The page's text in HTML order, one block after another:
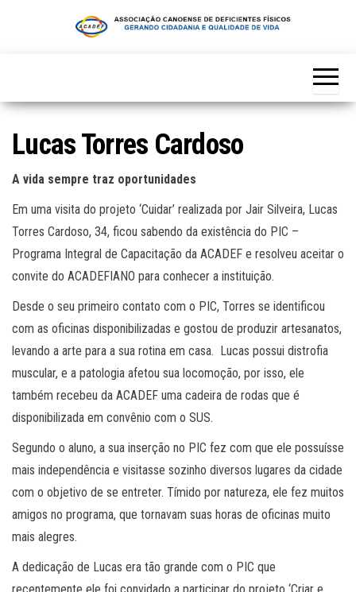
Lucas Torres Cardoso
A vida sempre traz oportunidades
Em uma visita do projeto ‘Cuidar’ realizada por Jair Silveira, Lucas
Torres Cardoso, 34, ficou sabendo da existência do PIC –
Programa Integral de Capacitação da ACADEF e resolveu aceitar o
convite do ACADEFIANO para conhecer a instituição.
Desde o seu primeiro contato com o PIC, Torres se identificou
com as oficinas disponibilizadas e gostou de produzir artesanatos,
levando a arte para a sua rotina em casa. Lucas possui distrofia
muscular, e a patologia afetou sua locomoção, por isso, ele
também recebeu da ACADEF uma cadeira de rodas que é
disponibilizada em convênio com o SUS.
Segundo o aluno, a sua inserção no PIC fez com que ele possuísse
mais independência e visitasse sozinho diversos lugares da cidade
com o objetivo de se entreter. Tímido por natureza, ele fez muitos
amigos no programa, que tornavam suas horas de oficinas muito
mais alegres.
A dedicação de Lucas era tão grande com o PIC que